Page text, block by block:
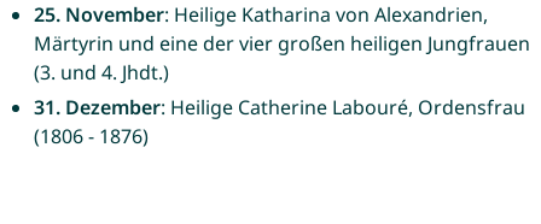
25. November: Heilige Katharina von Alexandrien,
Märtyrin und eine der vier großen heiligen Jungfrauen
(3. und 4. Jhdt.)
31. Dezember: Heilige Catherine Labouré, Ordensfrau
(1806 - 1876)